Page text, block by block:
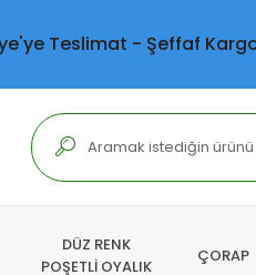
Teslimat - Şeffaf
DÜZ RENK
POŞETLİ OYALIK
ÇORAP